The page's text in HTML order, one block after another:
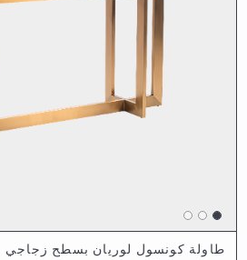
طاولة كونسول لوريان بسطح زجاجي